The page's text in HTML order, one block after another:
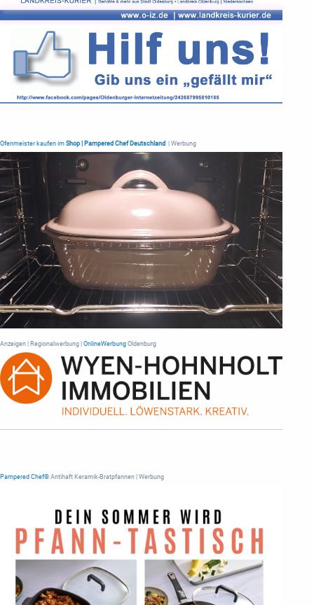
Ofenmeister kaufen im Shop | Pampered Chef Deutschland | Werbung
Anzeigen | Regionalwerbung | OnlineWerbung Oldenburg
Pampered Chef® Antihaft Keramik-Bratpfannen | Werbung